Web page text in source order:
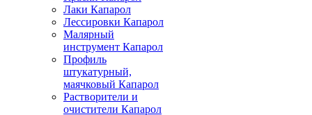
Лаки Капарол
Лессировки Капарол
Малярный
инструмент Капарол
Профиль
штукатурный,
маячковый Капарол
Растворители и
очистители Капарол